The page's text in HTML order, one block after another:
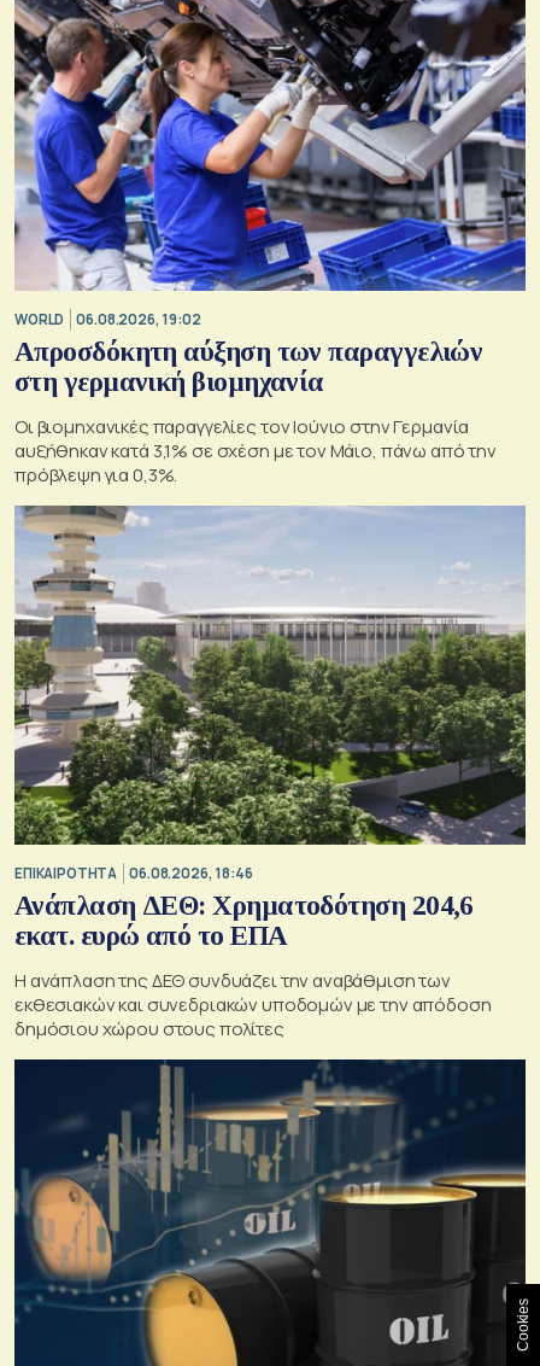
WORLD 06.08.2026, 19:02
Απροσδόκητη αύξηση των παραγγελιών
στη γερμανική βιομηχανία
Οι βιομηχανικές παραγγελίες τον Ιούνιο στην Γερμανία
αυξήθηκαν κατά 3,1% σε σχέση με τον Μάιο, πάνω από την
πρόβλεψη για 0,3%.
ΕΠΙΚΑΙΡΟΤΗΤΑ 06.08.2026, 18:46
Ανάπλαση ΔΕΘ: Χρηματοδότηση 204,6
εκατ. ευρώ από το ΕΠΑ
Η ανάπλαση της ΔΕΘ συνδυάζει την αναβάθμιση των
εκθεσιακών και συνεδριακών υποδομών με την απόδοση
δημόσιου χώρου στους πολίτες
Cookies